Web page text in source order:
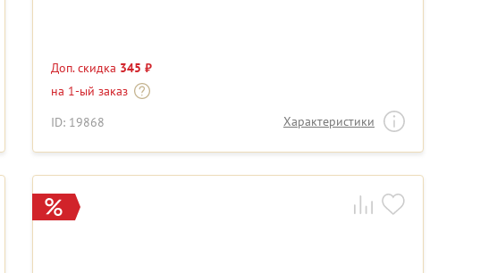
Доп. скидка 345 ₽
на 1-ый заказ
ID: 19868
Характеристики